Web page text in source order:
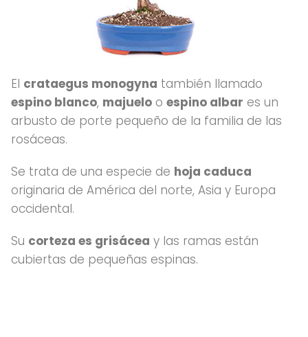
El crataegus monogyna también llamado
espino blanco, majuelo o espino albar es un
arbusto de porte pequeño de la familia de las
rosáceas.
Se trata de una especie de hoja caduca
originaria de América del norte, Asia y Europa
occidental.
Su corteza es grisácea y las ramas están
cubiertas de pequeñas espinas.